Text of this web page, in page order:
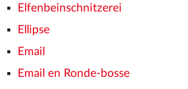
Elfenbeinschnitzerei
Ellipse
Email
Email en Ronde-bosse